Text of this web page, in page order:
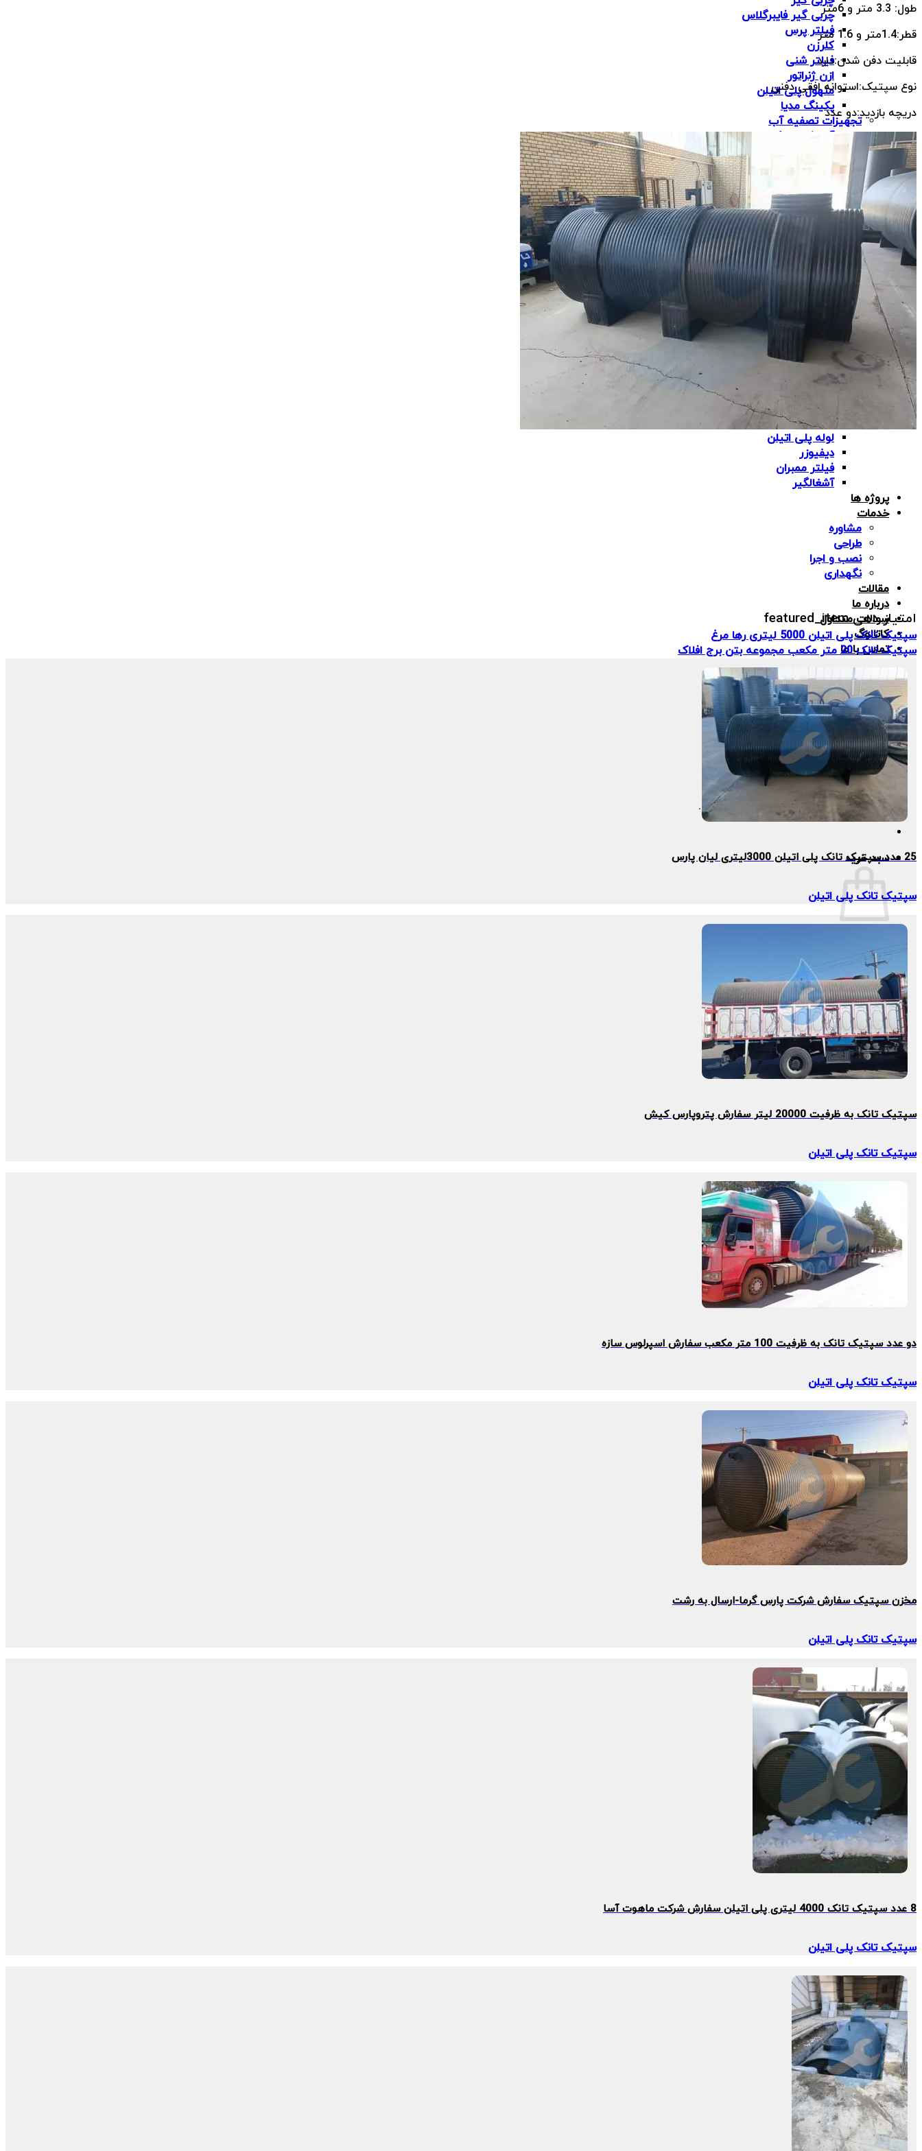
چربی گیر فایبرگلاس
فیلتر پرس
کلرزن
فیلتر شنی
ازن ژنراتور
منهول پلی اتیلن
پکینگ مدیا
تجهیزات تصفیه آب
آب شیرین کن صنعتی
دیونایزر
کلرزن
پکیج تزریق مواد شیمیایی
سختی گیر/سختی گیر رزینی
دی اریتور
کمپرسور
هیدروسیکلون
مخازن
مخزن اسید
fiberglass-tank
مخزن موادشیمیایی
سایرمحصولات
برج خنک کننده
دریچه منهول
پمپ دیافراگمی
لوله کاروگیت
لوله پلی اتیلن
دیفیوزر
فیلتر ممبران
آشغالگیر
پروژه ها
خدمات
مشاوره
طراحی
نصب و اجرا
نگهداری
مقالات
درباره ما
سوالات متداول
کاتالوگ
تماس با ما
درخواست مشاوره
جستجو
برای:
هیچ محصولی در سبد خرید نیست.
سبد خرید
طول: 3.3 متر و 6متر
قطر:1.4متر و 1.6 متر
قابلیت دفن شدن:دارد
نوع سپتیک:استوانه افقی دفنی
دریچه بازدید:دو عدد
امتیاز دهی featured_item
سپتیک تانک پلی اتیلن 5000 لیتری رها مرغ
سپتیک تانک 20 متر مکعب مجموعه بتن برج افلاک
25 عدد سپتیک تانک پلی اتیلن 3000لیتری لیان پارس
سپتیک تانک پلی اتیلن
سپتیک تانک به ظرفیت 20000 لیتر سفارش پتروپارس کیش
سپتیک تانک پلی اتیلن
دو عدد سپتیک تانک به ظرفیت 100 متر مکعب سفارش اسپرلوس سازه
سپتیک تانک پلی اتیلن
مخزن سپتیک سفارش شرکت پارس گرما-ارسال به رشت
سپتیک تانک پلی اتیلن
8 عدد سپتیک تانک 4000 لیتری پلی اتیلن سفارش شرکت ماهوت آسا
سپتیک تانک پلی اتیلن